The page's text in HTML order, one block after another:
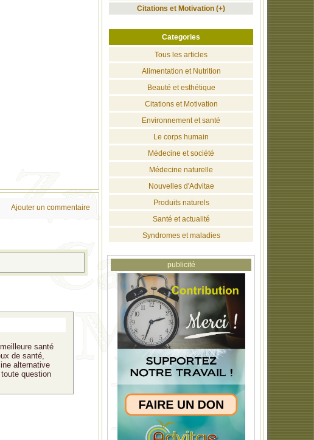
Citations et Motivation (+)
Categories
Tous les articles
Alimentation et Nutrition
Beauté et esthétique
Citations et Motivation
Environnement et santé
Le corps humain
Médecine et société
Médecine naturelle
Nouvelles d'Advitae
Produits naturels
Santé et actualité
Syndromes et maladies
publicité
Ajouter un commentaire
santé
de santé,
alternative
question